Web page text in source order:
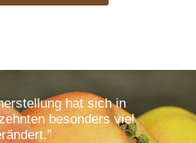
hat sich in
besonders viel